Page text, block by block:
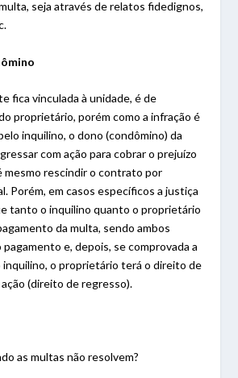
seja através de relatos fidedignos,
fica vinculada à unidade, é de
proprietário, porém como a infração é
inquilino, o dono (condômino) da
com ação para cobrar o prejuízo
mesmo rescindir o contrato por
Porém, em casos específicos a justiça
tanto o inquilino quanto o proprietário
da multa, sendo ambos
e, depois, se comprovada a
inquilino, o proprietário terá o direito de
(direito de regresso).
as multas não resolvem?